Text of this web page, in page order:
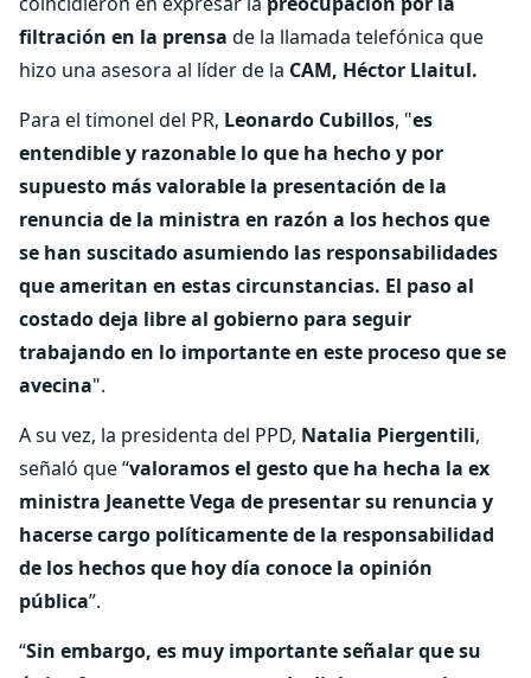
filtración en la prensa de la llamada telefónica que
hizo una asesora al líder de la CAM, Héctor Llaitul.
Para el timonel del PR, Leonardo Cubillos, "es
entendible y razonable lo que ha hecho y por
supuesto más valorable la presentación de la
renuncia de la ministra en razón a los hechos que
se han suscitado asumiendo las responsabilidades
que ameritan en estas circunstancias. El paso al
costado deja libre al gobierno para seguir
trabajando en lo importante en este proceso que se
avecina".
A su vez, la presidenta del PPD, Natalia Piergentili,
señaló que “valoramos el gesto que ha hecha la ex
ministra Jeanette Vega de presentar su renuncia y
hacerse cargo políticamente de la responsabilidad
de los hechos que hoy día conoce la opinión
pública”.
“Sin embargo, es muy importante señalar que su